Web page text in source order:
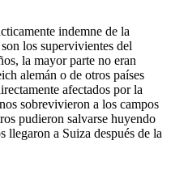
indemne de la
los supervivientes del
la mayor parte no eran
alemán o de otros países
afectados por la
sobrevivieron a los campos
pudieron salvarse huyendo
llegaron a Suiza después de la